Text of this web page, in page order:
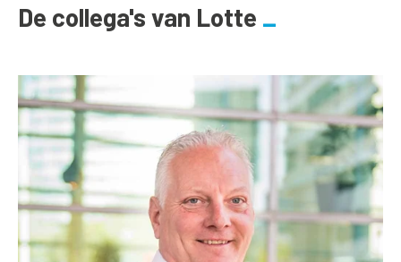
De collega's van Lotte